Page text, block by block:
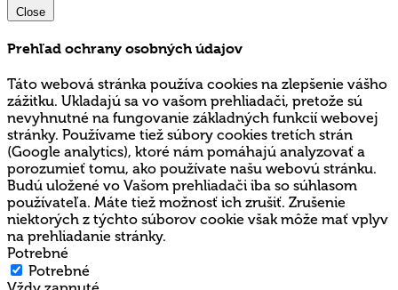
Close
Prehľad ochrany osobných údajov
Táto webová stránka používa cookies na zlepšenie vášho
zážitku. Ukladajú sa vo vašom prehliadači, pretože sú
nevyhnutné na fungovanie základných funkcií webovej
stránky. Používame tiež súbory cookies tretích strán
(Google analytics), ktoré nám pomáhajú analyzovať a
porozumieť tomu, ako používate našu webovú stránku.
Budú uložené vo Vašom prehliadači iba so súhlasom
používateľa. Máte tiež možnosť ich zrušiť. Zrušenie
niektorých z týchto súborov cookie však môže mať vplyv
na prehliadanie stránky.
Potrebné
Potrebné